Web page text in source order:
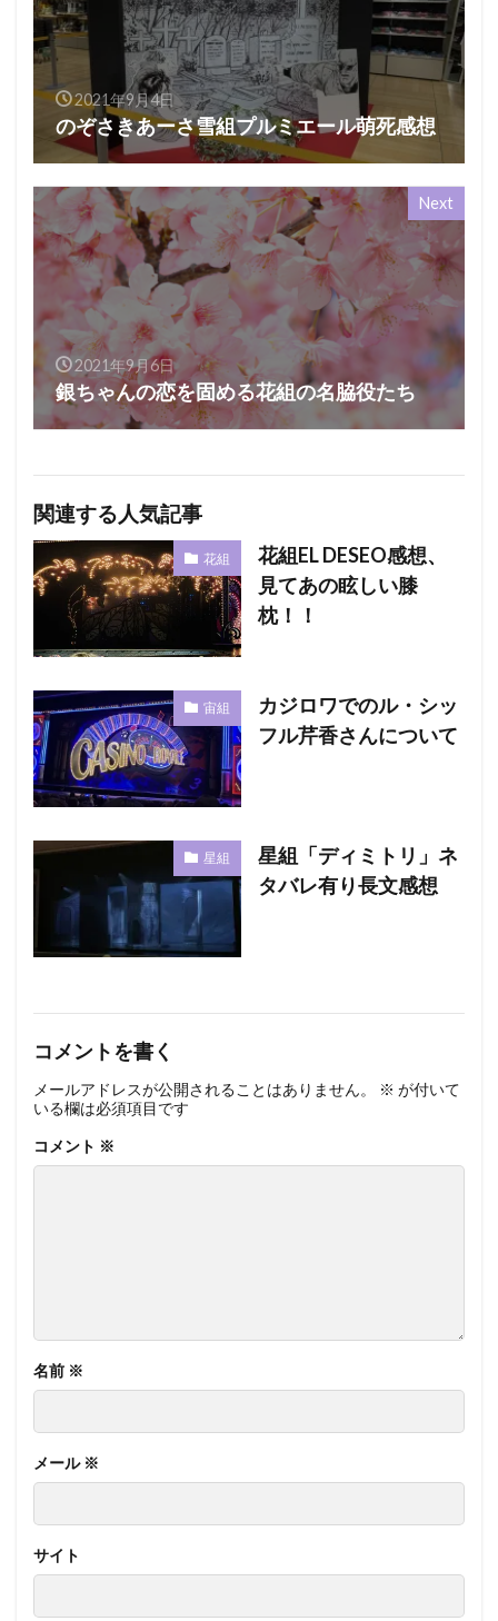
2021年9月4日
のぞさきあーさ雪組プルミエール萌死感想
Next
2021年9月6日
銀ちゃんの恋を固める花組の名脇役たち
関連する人気記事
花組
花組EL DESEO感想、
見てあの眩しい膝
枕！！
宙組
カジロワでのル・シッ
フル芹香さんについて
星組
星組「ディミトリ」ネ
タバレ有り長文感想
コメントを書く
メールアドレスが公開されることはありません。 ※ が付いて
いる欄は必須項目です
コメント ※
名前 ※
メール ※
サイト